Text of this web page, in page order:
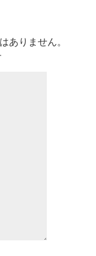
ありません。